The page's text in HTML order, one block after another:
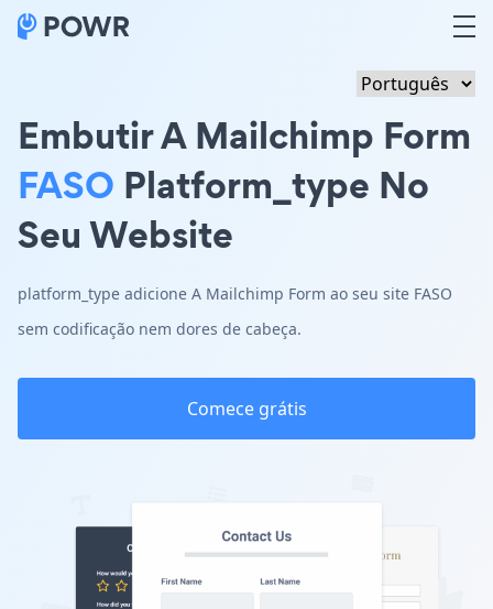
Embutir A Mailchimp Form
FASO Platform_type No
Seu Website
platform_type adicione A Mailchimp Form ao seu site FASO
sem codificação nem dores de cabeça.
Comece grátis